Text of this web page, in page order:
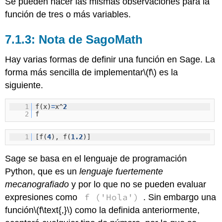
función de tres o más variables.
Nota de SagoMath
Hay varias formas de definir una función en Sage. La
forma más sencilla de implementar\(f\) es la
siguiente.
1 f(x)=x^2
2
f
1 [f(4), f(1.2)]
Sage se basa en el lenguaje de programación
Python, que es unlenguaje fuertemente
mecanografiado y por lo que no se pueden evaluar
expresiones como
f ('Hola')
. Sin embargo una
función\(f\text{,}\) como la definida anteriormente,